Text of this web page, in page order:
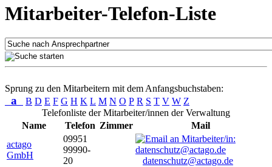
Mitarbeiter-Telefon-Liste
Sprung zu den Mitarbeitern mit dem Anfangsbuchstaben:
a B D E F G H K L M N O P R S T V W Z
Telefonliste der Mitarbeiter/innen der Verwaltung
Name
Telefon Zimmer
Mail
actago
GmbH
09951
99990-
20
datenschutz@actago.de